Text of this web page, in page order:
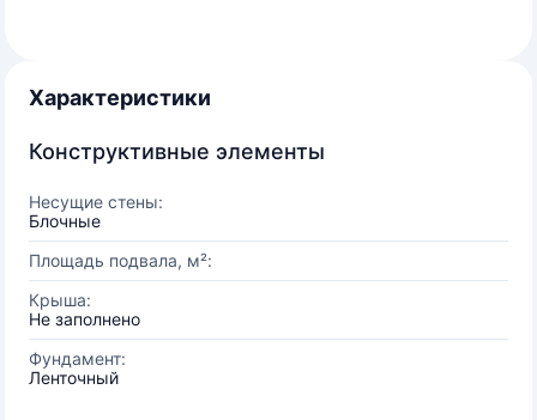
Характеристики
Конструктивные элементы
Несущие стены:
Блочные
Площадь подвала, м²:
Крыша:
Не заполнено
Фундамент:
Ленточный